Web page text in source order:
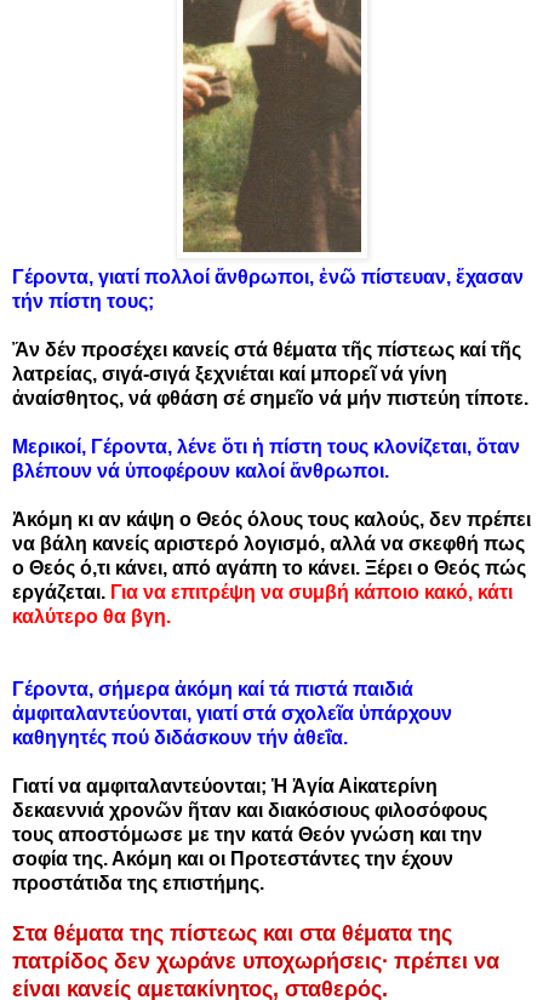
Γέροντα, γιατί πολλοί ἄνθρωποι, ἐνῶ πίστευαν, ἔχασαν
τήν πίστη τους;
Ἄν δέν προσέχει κανείς στά θέματα τῆς πίστεως καί τῆς
λατρείας, σιγά-σιγά ξεχνιέται καί μπορεῖ νά γίνη
ἀναίσθητος, νά φθάση σέ σημεῖο νά μήν πιστεύη τίποτε.
Μερικοί, Γέροντα, λένε ὅτι ἡ πίστη τους κλονίζεται, ὅταν
βλέπουν νά ὑποφέρουν καλοί ἄνθρωποι.
Ἀκόμη κι αν κάψη ο Θεός όλους τους καλούς, δεν πρέπει
να βάλη κανείς αριστερό λογισμό, αλλά να σκεφθή πως
ο Θεός ό,τι κάνει, από αγάπη το κάνει. Ξέρει ο Θεός πώς
εργάζεται. Για να επιτρέψη να συμβή κάποιο κακό, κάτι
καλύτερο θα βγη.
Γέροντα, σήμερα ἀκόμη καί τά πιστά παιδιά
ἀμφιταλαντεύονται, γιατί στά σχολεῖα ὑπάρχουν
καθηγητές πού διδάσκουν τήν ἀθεΐα.
Γιατί να αμφιταλαντεύονται; Ἡ Ἁγία Αἰκατερίνη
δεκαεννιά χρονῶν ῆταν και διακόσιους φιλοσόφους
τους αποστόμωσε με την κατά Θεόν γνώση και την
σοφία της. Ακόμη και οι Προτεστάντες την έχουν
προστάτιδα της επιστήμης.
Στα θέματα της πίστεως και στα θέματα της
πατρίδος δεν χωράνε υποχωρήσεις∙ πρέπει να
είναι κανείς αμετακίνητος, σταθερός.